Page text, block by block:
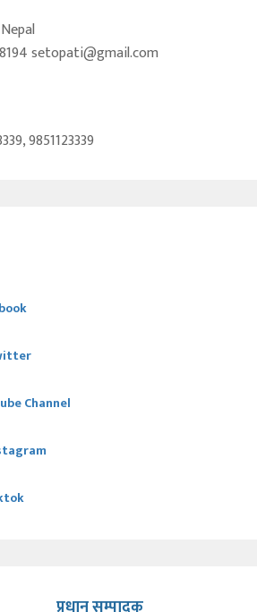
setopati@gmail.com
9851123339
Channel